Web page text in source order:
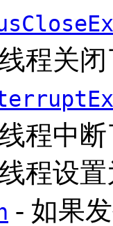
程关
程中
程设
- 如果